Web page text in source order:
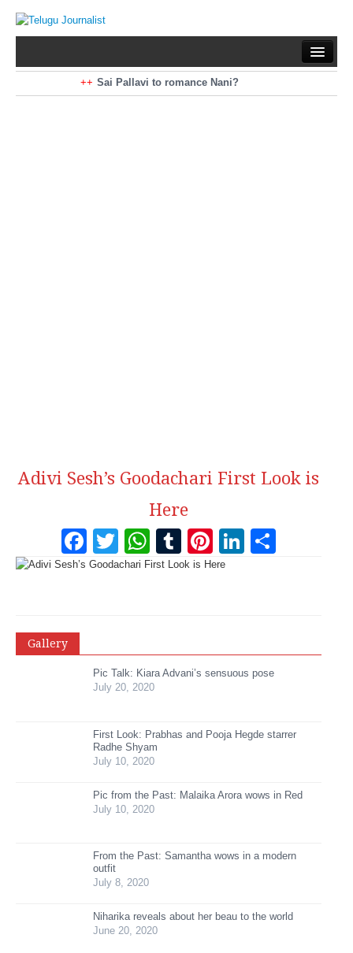
Sai Pallavi to romance Nani?
Kiara Advani to romance Pawan Kalyan
Adivi Sesh’s Goodachari First Look is
Here
Facebook
Twitter
WhatsApp
Tumblr
Pinterest
Gallery
Pic Talk: Kiara Advani’s sensuous pose
July 20, 2020
First Look: Prabhas and Pooja Hegde starrer
Radhe Shyam
July 10, 2020
Pic from the Past: Malaika Arora wows in Red
July 10, 2020
From the Past: Samantha wows in a modern
outfit
July 8, 2020
Niharika reveals about her beau to the world
June 20, 2020